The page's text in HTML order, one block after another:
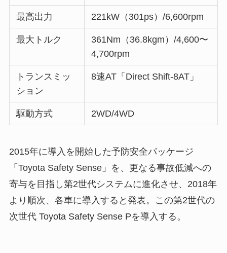
最高出力 221kW（301ps）/6,600rpm
最大トルク
361Nm（36.8kgm）/4,600〜
4,700rpm
トランスミッ
ション
8速AT「Direct Shift-8AT」
駆動方式 2WD/4WD
2015年に導入を開始した予防安全パッケージ
「Toyota Safety Sense」を、更なる事故低減への
寄与を目指し第2世代システムに進化させ、2018年
より順次、各車に導入すると発表。この第2世代の
次世代 Toyota Safety Sense Pを導入する。